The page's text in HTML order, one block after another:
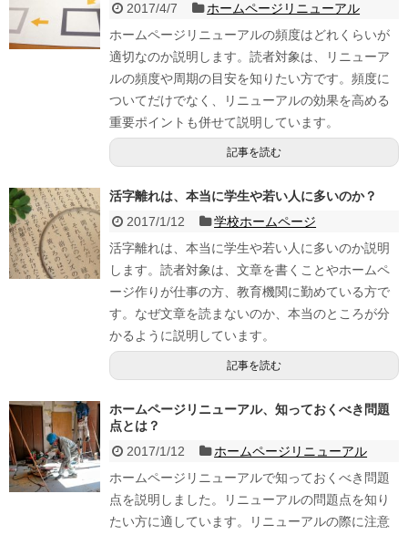
2017/4/7
ホームページリニューアル
ホームページリニューアルの頻度はどれくらいが
適切なのか説明します。読者対象は、リニューア
ルの頻度や周期の目安を知りたい方です。頻度に
ついてだけでなく、リニューアルの効果を高める
重要ポイントも併せて説明しています。
記事を読む
活字離れは、本当に学生や若い人に多いのか？
2017/1/12
学校ホームページ
活字離れは、本当に学生や若い人に多いのか説明
します。読者対象は、文章を書くことやホームペ
ージ作りが仕事の方、教育機関に勤めている方で
す。なぜ文章を読まないのか、本当のところが分
かるように説明しています。
記事を読む
ホームページリニューアル、知っておくべき問題
点とは？
2017/1/12
ホームページリニューアル
ホームページリニューアルで知っておくべき問題
点を説明しました。リニューアルの問題点を知り
たい方に適しています。リニューアルの際に注意